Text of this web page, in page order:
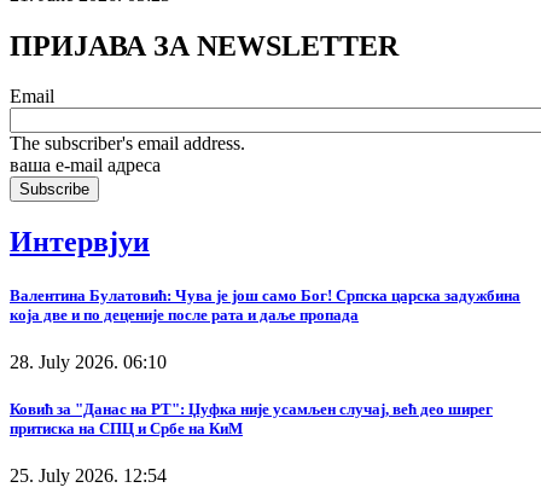
ПРИЈАВА ЗА NEWSLETTER
Email
The subscriber's email address.
ваша е-mail адреса
Интервјуи
Валентина Булатовић: Чува је још само Бог! Српска царска задужбина
која две и по деценије после рата и даље пропада
28. July 2026. 06:10
Ковић за "Данас на РТ": Џуфка није усамљен случај, већ део ширег
притиска на СПЦ и Србе на КиМ
25. July 2026. 12:54